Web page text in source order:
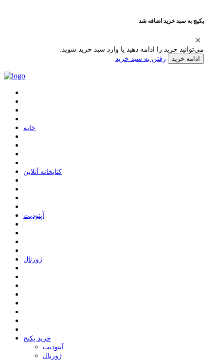
پکیج به سبد خرید اضافه شد
می‌توانید خرید را ادامه دهید یا وارد سبد خرید شوید.
ادامه خرید رفتن به سبد خرید
ﺧﺎﻧﻪ
ﮐﺘﺎﺑﺨﺎﻧﻪ ﺁﻧﻼﯾﻦ
ﺁﭘﺘﻮﺩﯾﺖ
ﮊﻭﺭﻧﺎﻝ
خرید پکیج
ﺁﭘﺘﻮﺩﯾﺖ
ﮊﻭﺭﻧﺎﻝ